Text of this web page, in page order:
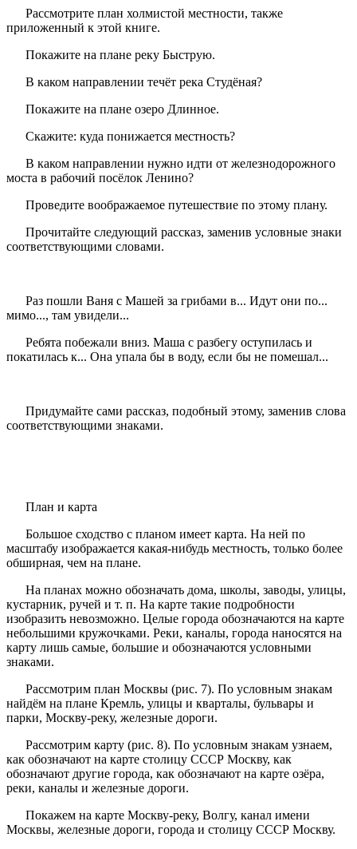
Рассмотрите план холмистой местности, также
приложенный к этой книге.
Покажите на плане реку Быструю.
В каком направлении течёт река Студёная?
Покажите на плане озеро Длинное.
Скажите: куда понижается местность?
В каком направлении нужно идти от железнодорожного
моста в рабочий посёлок Ленино?
Проведите воображаемое путешествие по этому плану.
Прочитайте следующий рассказ, заменив условные знаки
соответствующими словами.
Раз пошли Ваня с Машей за грибами в... Идут они по...
мимо..., там увидели...
Ребята побежали вниз. Маша с разбегу оступилась и
покатилась к... Она упала бы в воду, если бы не помешал...
Придумайте сами рассказ, подобный этому, заменив слова
соответствующими знаками.
План и карта
Большое сходство с планом имеет карта. На ней по
масштабу изображается какая-нибудь местность, только более
обширная, чем на плане.
На планах можно обозначать дома, школы, заводы, улицы,
кустарник, ручей и т. п. На карте такие подробности
изобразить невозможно. Целые города обозначаются на карте
небольшими кружочками. Реки, каналы, города наносятся на
карту лишь самые, большие и обозначаются условными
знаками.
Рассмотрим план Москвы (рис. 7). По условным знакам
найдём на плане Кремль, улицы и кварталы, бульвары и
парки, Москву-реку, железные дороги.
Рассмотрим карту (рис. 8). По условным знакам узнаем,
как обозначают на карте столицу СССР Москву, как
обозначают другие города, как обозначают на карте озёра,
реки, каналы и железные дороги.
Покажем на карте Москву-реку, Волгу, канал имени
Москвы, железные дороги, города и столицу СССР Москву.